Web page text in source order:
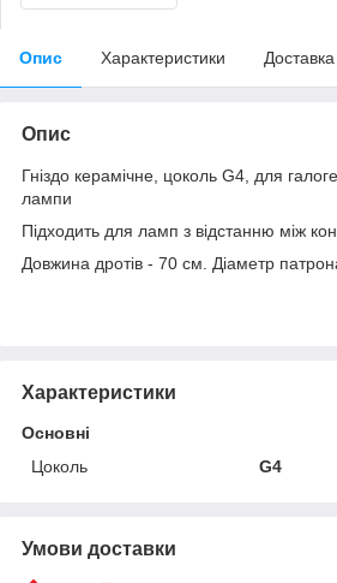
Опис Характеристики Доставка
Опис
Гніздо керамічне, цоколь G4, для
лампи
Підходить для ламп з відстанню між
Довжина дротів - 70 см. Діаметр
Характеристики
Основні
Цоколь
G4
Умови доставки